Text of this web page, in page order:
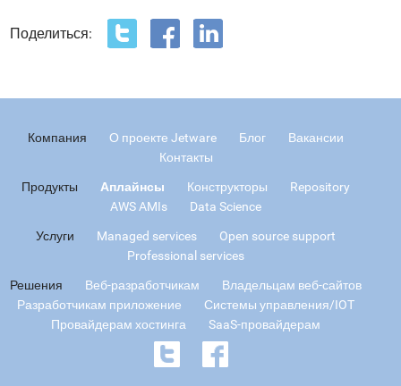
Поделиться:
Компания О проекте Jetware Блог
Вакансии
Контакты
Продукты Аплайнсы Конструкторы
Repository
AWS AMIs
Data Science
Услуги Managed services
Open source support
Professional services
Решения Веб-разработчикам
Владельцам веб-сайтов
Разработчикам приложение
Системы управления/IOT
Провайдерам хостинга
SaaS-провайдерам